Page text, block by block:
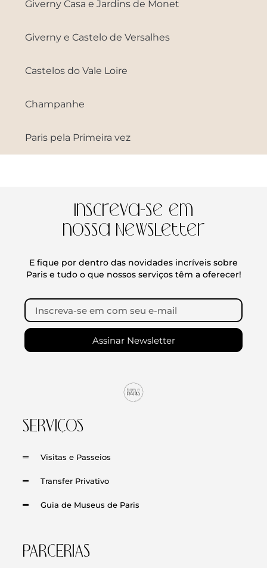
Giverny Casa e Jardins de Monet
Giverny e Castelo de Versalhes
Castelos do Vale Loire
Champanhe
Paris pela Primeira vez
Inscreva-se em
nossa Newsletter
E fique por dentro das novidades incríveis sobre
Paris e tudo o que nossos serviços têm a oferecer!
Assinar Newsletter
SERVIÇOS
Visitas e Passeios
Transfer Privativo
Guia de Museus de Paris
PARCERIAS